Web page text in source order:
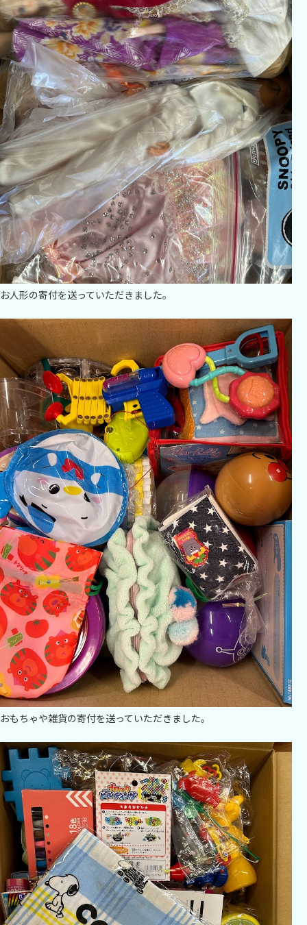
お人形の寄付を送っていただきました。
おもちゃや雑貨の寄付を送っていただきました。